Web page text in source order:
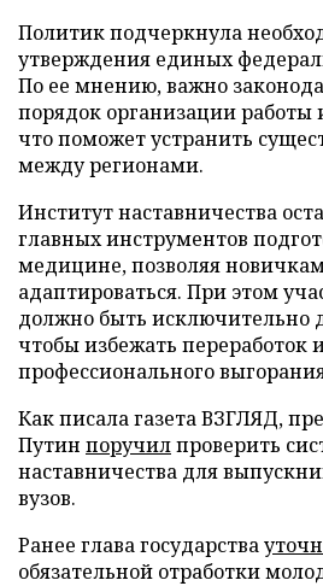
Политик подчеркнула
утверждения единых
По ее мнению, важно
порядок организации работы
что поможет устранить
между регионами.
Институт наставничества
главных инструментов
медицине, позволяя
адаптироваться. При этом
должно быть исключительно
чтобы избежать переработок
профессионального
Как писала газета ВЗГЛЯД,
Путин поручилпроверить
наставничества для
вузов.
Ранее глава государства
обязательной отработки